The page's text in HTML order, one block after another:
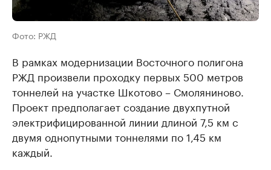
Фото: РЖД
В рамках модернизации Восточного полигона
РЖД произвели проходку первых 500 метров
тоннелей на участке Шкотово – Смоляниново.
Проект предполагает создание двухпутной
электрифицированной линии длиной 7,5 км с
двумя однопутными тоннелями по 1,45 км
каждый.